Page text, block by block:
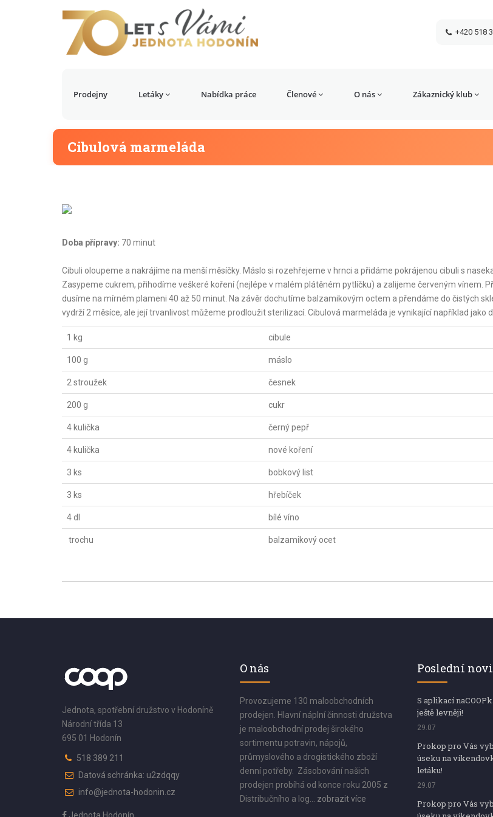
+420 518
Prodejny Letáky Nabídka práce Členové O nás Zákaznický klub
Cibulová marmeláda
Doba přípravy: 70 minut
Cibuli oloupeme a nakrájíme na menší měsíčky. Máslo si rozehřejeme v hrnci a přidáme pokrájenou cibuli s
Zasypeme cukrem, přihodíme veškeré koření (nejlépe v malém plátěném pytlíčku) a zalijeme červeným vínem.
dusíme na mírném plameni 40 až 50 minut. Na závěr dochutíme balzamikovým octem a přendáme do čistých
vydrží 2 měsíce, ale její trvanlivost můžeme prodloužit sterilizací. Cibulová marmeláda je vynikající například jako
1 kg cibule
100 g máslo
2 stroužek česnek
200 g cukr
4 kulička černý pepř
4 kulička nové koření
3 ks bobkový list
3 ks hřebíček
4 dl bílé víno
trochu balzamikový ocet
Jednota, spotřební družstvo v Hodoníně
Národní třída 13
695 01 Hodonín
518 389 211
Datová schránka: u2zdqqy
info@jednota-hodonin.cz
O nás
Provozujeme 130 maloobchodních
prodejen. Hlavní náplní činnosti družstva
je maloobchodní prodej širokého
sortimentu potravin, nápojů,
průmyslového a drogistického zboží
denní potřeby. Zásobování našich
prodejen probíhá od konce roku 2005 z
Distribučního a log... zobrazit více
Poslední
S aplikací
ještě levněji!
29.07
Prokop pro Vás
úseku na
letáku!
29.07
Prokop pro Vás